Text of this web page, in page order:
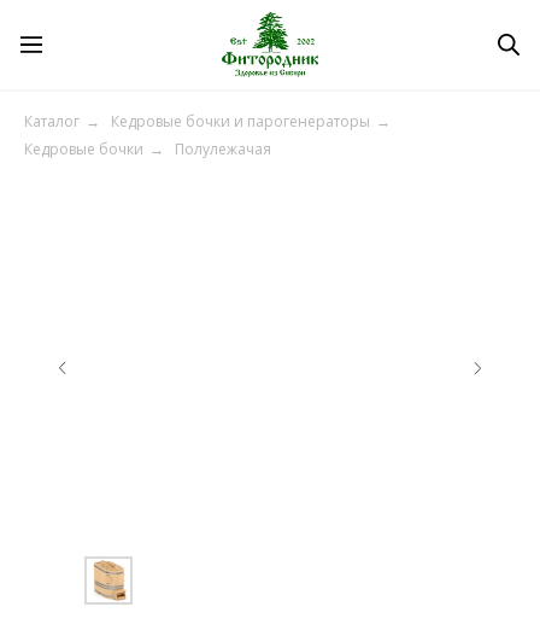
Каталог → Кедровые бочки и парогенераторы →
Кедровые бочки → Полулежачая